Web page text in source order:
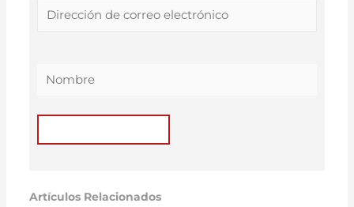
Artículos Relacionados